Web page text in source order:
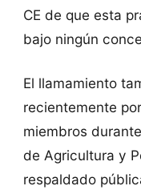
CE de que esta
bajo ningún
El llamamiento
recientemente
miembros
de Agricultura y
respaldado